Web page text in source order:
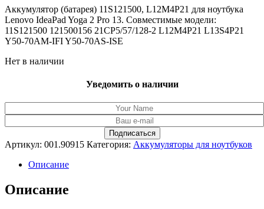
составляла
8,868.00₽.
8,129.00₽.
Аккумулятор (батарея) 11S121500, L12M4P21 для ноутбука
Lenovo IdeaPad Yoga 2 Pro 13. Совместимые модели:
11S121500 121500156 21CP5/57/128-2 L12M4P21 L13S4P21
Y50-70AM-IFI Y50-70AS-ISE
Нет в наличии
Уведомить о наличии
Артикул: 001.90915 Категория: Аккумуляторы для ноутбуков
Описание
Описание